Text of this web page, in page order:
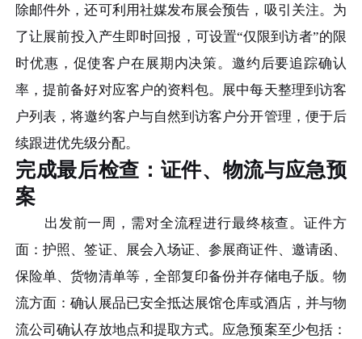
除邮件外，还可利用社媒发布展会预告，吸引关注。为
了让展前投入产生即时回报，可设置“仅限到访者”的限
时优惠，促使客户在展期内决策。邀约后要追踪确认
率，提前备好对应客户的资料包。展中每天整理到访客
户列表，将邀约客户与自然到访客户分开管理，便于后
续跟进优先级分配。
完成最后检查：证件、物流与应急预
案
出发前一周，需对全流程进行最终核查。证件方
面：护照、签证、展会入场证、参展商证件、邀请函、
保险单、货物清单等，全部复印备份并存储电子版。物
流方面：确认展品已安全抵达展馆仓库或酒店，并与物
流公司确认存放地点和提取方式。应急预案至少包括：